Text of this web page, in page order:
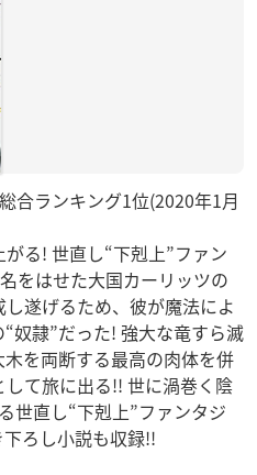
合ランキング1位(2020年1月
る! 世直し“下剋上”ファン
をはせた大国カーリッツの
遂げるため、彼が魔法によ
奴隷”だった! 強大な竜すら滅
を両断する最高の肉体を併
て旅に出る!! 世に渦巻く陰
世直し“下剋上”ファンタジ
ろし小説も収録!!